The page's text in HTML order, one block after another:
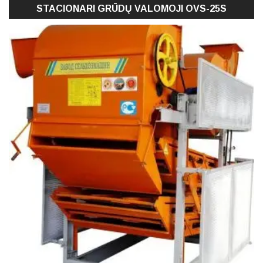
STACIONARI GRŪDŲ VALOMOJI OVS-25S